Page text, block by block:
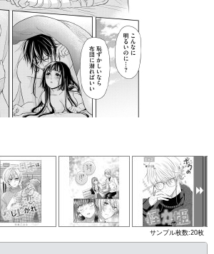
サンプル枚数:20枚